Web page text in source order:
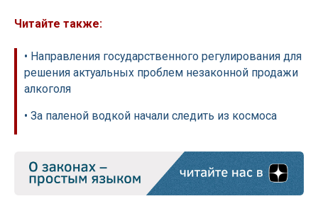
Читайте также:
• Направления государственного регулирования для
решения актуальных проблем незаконной продажи
алкоголя
• За паленой водкой начали следить из космоса